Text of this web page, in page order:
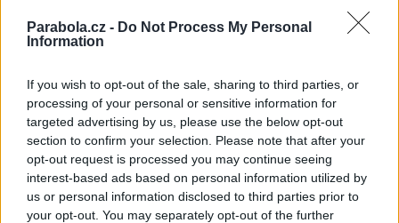
Parabola.cz - Do Not Process My Personal
Information
If you wish to opt-out of the sale, sharing to third parties, or
processing of your personal or sensitive information for
targeted advertising by us, please use the below opt-out
section to confirm your selection. Please note that after your
opt-out request is processed you may continue seeing
interest-based ads based on personal information utilized by
us or personal information disclosed to third parties prior to
your opt-out. You may separately opt-out of the further
redakce
TWITTER
Přečtěte si také
Digi SK spustila test Eurosport 4K, s vysíláním od 1.7.
Digi Slovakia spustí Eurosport 4K a chystá další 4K stanice
Multi-brand modulu byl jednou z největších výzev, říká Digi SK